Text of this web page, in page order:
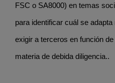
FSC o SA8000) en temas
para identificar cuál se
exigir a terceros en función
materia de debida diligencia..